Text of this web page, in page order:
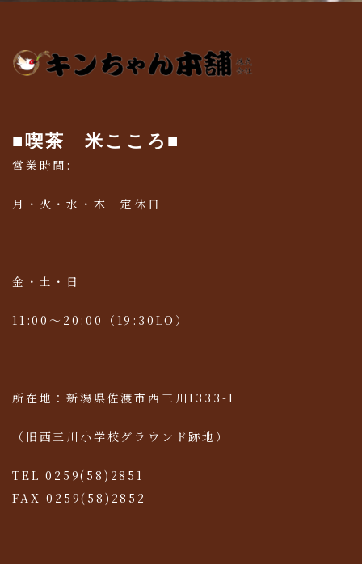
■喫茶 米こころ■
営業時間:
月・火・水・木 定休日
金・土・日
11:00～20:00（19:30LO）
所在地：新潟県佐渡市西三川1333-1
（旧西三川小学校グラウンド跡地）
TEL 0259(58)2851
FAX 0259(58)2852